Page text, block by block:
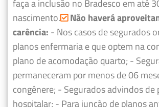
faça a inclusão no Bradesco em até
nascimento. Não haverá
carência: - Nos casos de segurados
planos enfermaria e que optem na
plano de acomodação quarto; -
permaneceram por menos de 06
congênere; - Segurados advindos de
hospitalar; - Para junção de planos